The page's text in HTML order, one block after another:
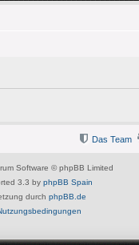
Das Team
Software © phpBB Limited
3.3 by phpBB Spain
durch phpBB.de